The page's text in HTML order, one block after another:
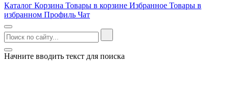
Каталог Корзина Товары в корзине Избранное Товары в
избранном Профиль Чат
Начните вводить текст для поиска